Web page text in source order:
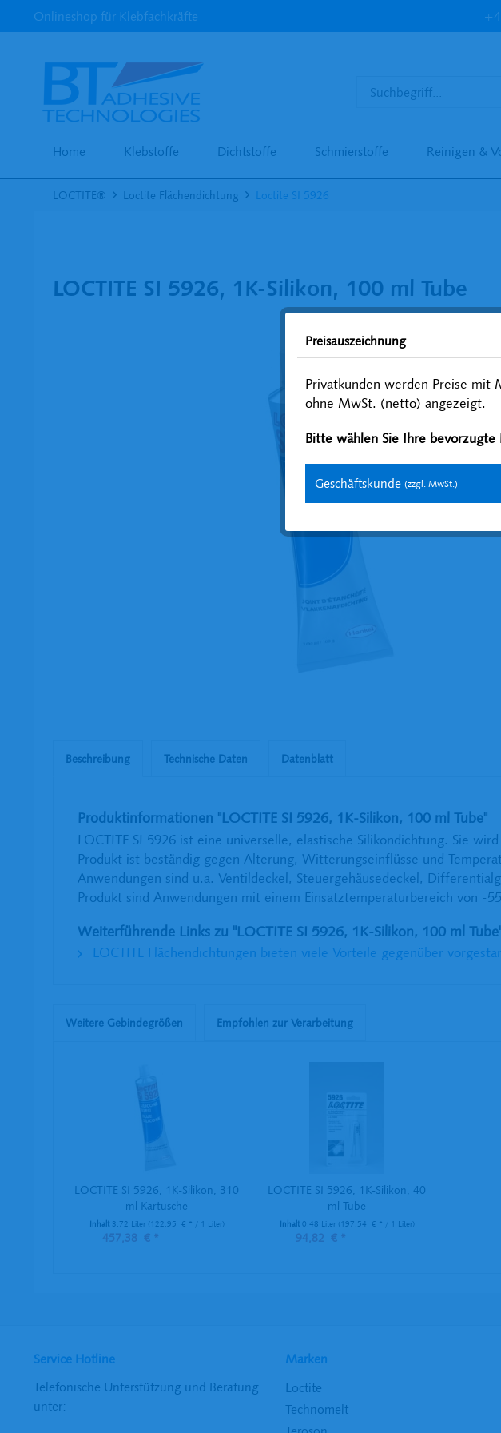
Onlineshop für Klebfachkräfte
Home Klebstoffe Dichtstoffe Schmierstoffe Reinigen &
LOCTITE® Loctite Flächendichtung Loctite SI 5926
LOCTITE SI 5926, 1K-Silikon, 100 ml Tube
Beschreibung Technische Daten Datenblatt
Produktinformationen "LOCTITE SI 5926, 1K-Silikon, 100 ml Tube"
LOCTITE SI 5926 ist eine universelle, elastische Silikondichtung. Sie
Produkt ist beständig gegen Alterung, Witterungseinflüsse und
Anwendungen sind u.a. Ventildeckel, Steuergehäusedeckel,
Produkt sind Anwendungen mit einem Einsatztemperaturbereich von -55
Weiterführende Links zu "LOCTITE SI 5926, 1K-Silikon, 100 ml
LOCTITE Flächendichtungen bieten viele Vorteile gegenüber
Weitere Gebindegrößen Empfohlen zur Verarbeitung
LOCTITE SI 5926, 1K-Silikon, 310
ml Kartusche
Inhalt 3.72 Liter (122,95 € * / 1 Liter)
457,38 € *
LOCTITE SI 5926, 1K-Silikon, 40
ml Tube
Inhalt0.48 Liter (197,54 € * / 1 Liter)
94,82 € *
Service Hotline
Telefonische Unterstützung und Beratung
unter:
Marken
Loctite
Technomelt
Preisauszeichnung
Privatkunden werden Preise mit
ohne MwSt. (netto) angezeigt.
Bitte wählen Sie Ihre bevorzugte
Geschäftskunde (zzgl. MwSt.)